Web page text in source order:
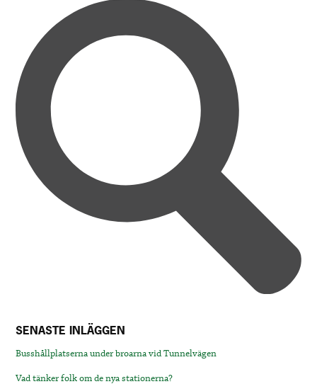
SENASTE INLÄGGEN
Busshållplatserna under broarna vid Tunnelvägen
Vad tänker folk om de nya stationerna?